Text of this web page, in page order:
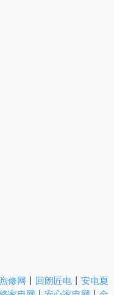
煦修网 回朗匠电
安电夏